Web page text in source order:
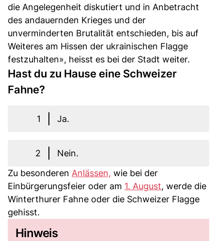
die Angelegenheit diskutiert und in Anbetracht
des andauernden Krieges und der
unverminderten Brutalität entschieden, bis auf
Weiteres am Hissen der ukrainischen Flagge
festzuhalten», heisst es bei der Stadt weiter.
Hast du zu Hause eine Schweizer
Fahne?
1 Ja.
2
Nein.
Zu besonderen Anlässen, wie bei der
Einbürgerungsfeier oder am 1. August, werde die
Winterthurer Fahne oder die Schweizer Flagge
gehisst.
Hinweis